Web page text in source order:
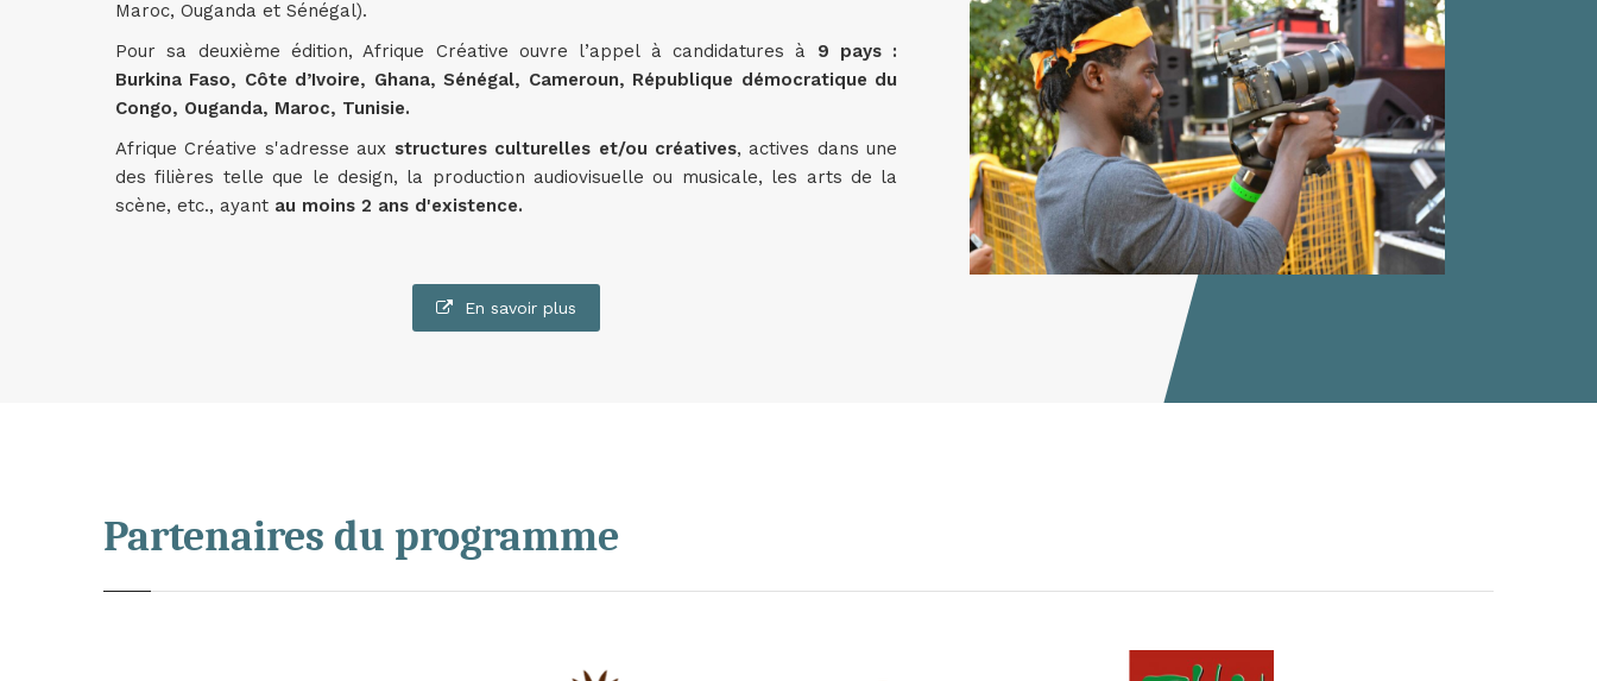
Maroc, Ouganda et Sénégal).
Pour sa deuxième édition, Afrique Créative ouvre l’appel à candidatures à 9 pays :
Burkina Faso, Côte d’Ivoire, Ghana, Sénégal, Cameroun, République démocratique du
Congo, Ouganda, Maroc, Tunisie.
Afrique Créative s'adresse aux structures culturelles et/ou créatives, actives dans une
des filières telle que le design, la production audiovisuelle ou musicale, les arts de la
scène, etc., ayant au moins 2 ans d'existence.
En savoir plus
Partenaires du programme